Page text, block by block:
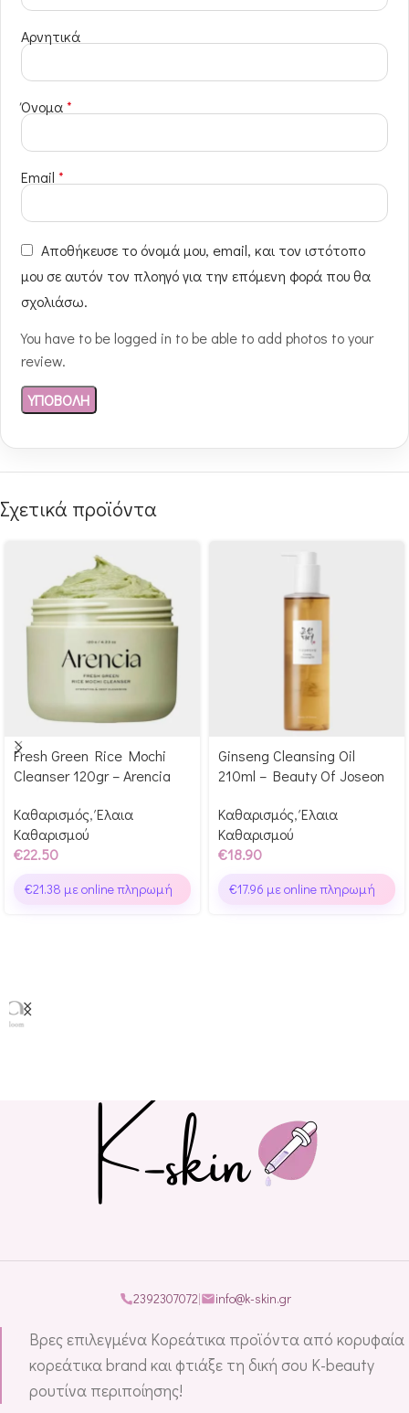
Αρνητικά
Όνομα*
Email *
Αποθήκευσε το όνομά μου, email, και τον ιστότοπο
μου σε αυτόν τον πλοηγό για την επόμενη φορά που θα
σχολιάσω.
You have to be logged in to be able to add photos to your
review.
Σχετικά προϊόντα
Αγόρασε & κέρδισε 225
Glow Points!
Fresh Green Rice Mochi
Cleanser 120gr – Arencia
Καθαρισμός, Έλαια
Καθαρισμού
€22.50
€21.38 με online πληρωμή
Αγόρασε & κέρδισε 189
Glow Points!
Ginseng Cleansing Oil
210ml – Beauty Of Joseon
Καθαρισμός, Έλαια
Καθαρισμού
€18.90
€17.96 με online πληρωμή
2392307072| info@k-skin.gr
Βρες επιλεγμένα Κορεάτικα προϊόντα από κορυφαία
κορεάτικα brand και φτιάξε τη δική σου K-beauty
ρουτίνα περιποίησης!